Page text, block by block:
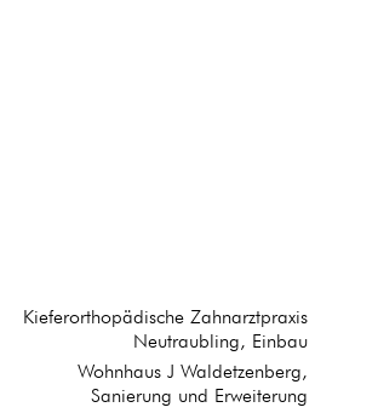
Kieferorthopädische Zahnarztpraxis
Neutraubling, Einbau
Wohnhaus J Waldetzenberg,
Sanierung und Erweiterung